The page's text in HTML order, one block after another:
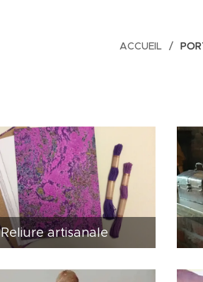
ACCUEIL
Reliure artisanale